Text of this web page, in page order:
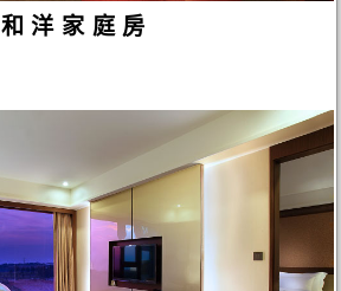
和洋家庭房